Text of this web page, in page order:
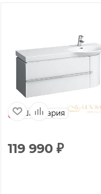
Швейцария
119 990 ₽